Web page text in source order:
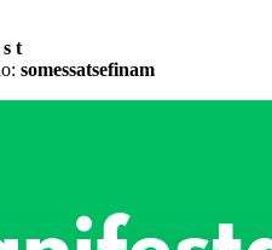
t
somessatsefinam